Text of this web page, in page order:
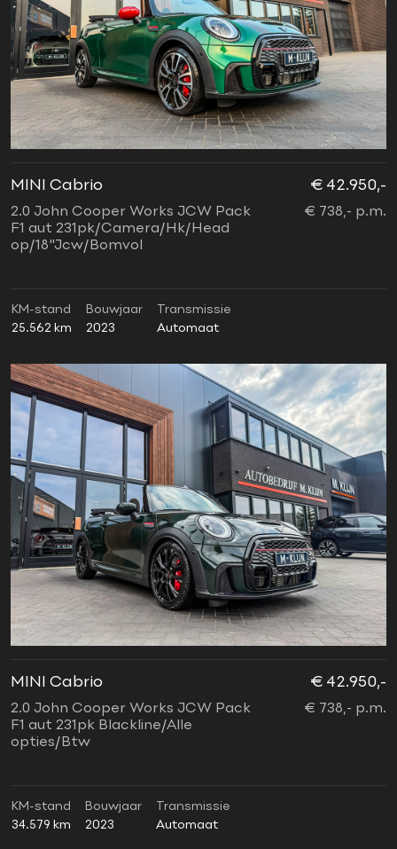
MINI Cabrio
2.0 John Cooper Works JCW Pack
F1 aut 231pk/Camera/Hk/Head
op/18"Jcw/Bomvol
€ 42.950,-
€ 738,- p.m.
KM-stand
25.562 km
Bouwjaar
2023
Transmissie
Automaat
MINI Cabrio
2.0 John Cooper Works JCW Pack
F1 aut 231pk Blackline/Alle
opties/Btw
€ 42.950,-
€ 738,- p.m.
KM-stand
34.579 km
Bouwjaar
2023
Transmissie
Automaat